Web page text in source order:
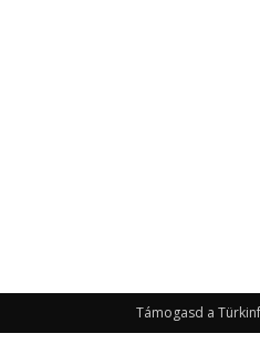
Támogasd a